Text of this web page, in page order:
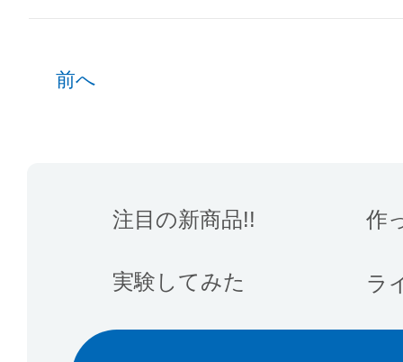
注目の新商品!! 作
実験してみた ラ
前へ